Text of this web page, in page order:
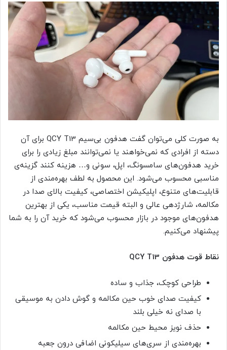
به صورت کلی می‌توان گفت هدفون بی‌سیم QCY T13 برای آن
دسته از افرادی که نمی‌خواهند یا نمی‌توانند مبلغ زیادی را برای
خرید هدفون‌های سامسونگ، اپل، سونی و… هزینه کنند گزینه‌ی
مناسبی محسوب می‌شود. این محصول به لطف بهره‌مندی از
قابلیت‌های متنوع، اپلیکیشن اختصاصی، کیفیت بالای صدا در
مکالمه، شارژدهی عالی و البته قیمت مناسب، یکی از بهترین
هدفون‌های موجود در بازار محسوب می‌شود که خرید آن را به شما
پیشنهاد می‌کنیم.
نقاط قوت هدفون QCY T13
طراحی کوچک، جذاب و ساده
کیفیت صدای خوب حین مکالمه و گوش دادن به موسیقی
با صدای نه خیلی بلند
حذف نویز محیط حین مکالمه
بهره‌مندی از سری‌های سیلیکونی اضافی درون جعبه